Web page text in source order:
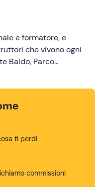
e formatore, e
che vivono ogni
Baldo, Parco
attività
la voglia di
staccare un
ti perdi
commissioni